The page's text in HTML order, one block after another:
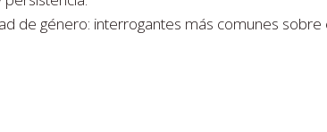
de género: interrogantes más comunes sobre